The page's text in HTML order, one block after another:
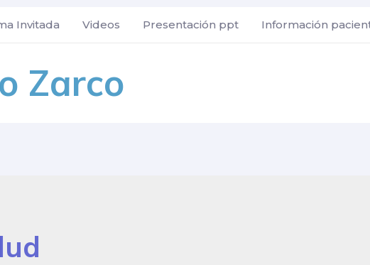
Invitada Videos Presentación ppt Información
Zarco